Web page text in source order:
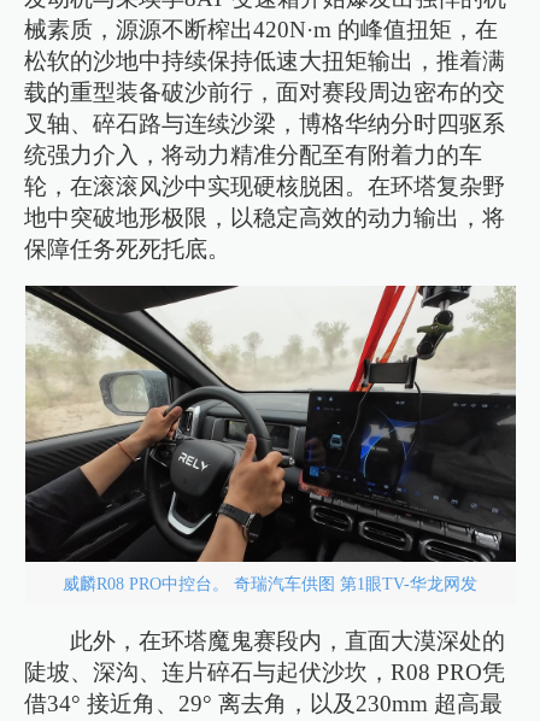
械素质，源源不断榨出420N·m 的峰值扭矩，在
松软的沙地中持续保持低速大扭矩输出，推着满
载的重型装备破沙前行，面对赛段周边密布的交
叉轴、碎石路与连续沙梁，博格华纳分时四驱系
统强力介入，将动力精准分配至有附着力的车
轮，在滚滚风沙中实现硬核脱困。在环塔复杂野
地中突破地形极限，以稳定高效的动力输出，将
保障任务死死托底。
威麟R08 PRO中控台。 奇瑞汽车供图 第1眼TV-华龙网发
此外，在环塔魔鬼赛段内，直面大漠深处的
陡坡、深沟、连片碎石与起伏沙坎，R08 PRO凭
借34° 接近角、29° 离去角，以及230mm 超高最